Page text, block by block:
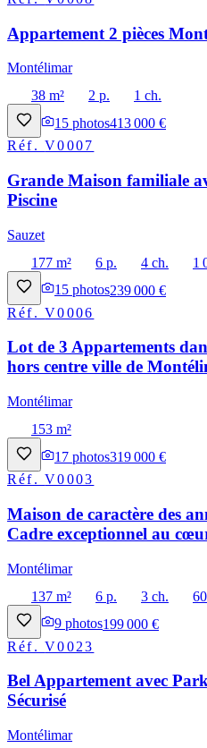
Appartement 2 pièces
Montélimar
38 m²
2 p.
1 ch.
15 photos413 000 €
Réf.V0007
Grande Maison familiale
Piscine
Sauzet
177 m²
6 p. 4 ch.
1
15 photos239 000 €
Réf.V0006
Lot de 3 Appartements
hors centre ville de
Montélimar
153 m²
17 photos319 000 €
Réf.V0003
Maison de caractère des
Cadre exceptionnel au
Montélimar
137 m²
6 p. 3 ch.
9 photos199 000 €
Réf.V0023
Bel Appartement avec
Sécurisé
Montélimar